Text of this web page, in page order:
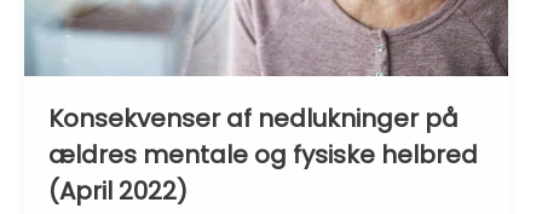
Konsekvenser af nedlukninger på
ældres mentale og fysiske helbred
(April 2022)